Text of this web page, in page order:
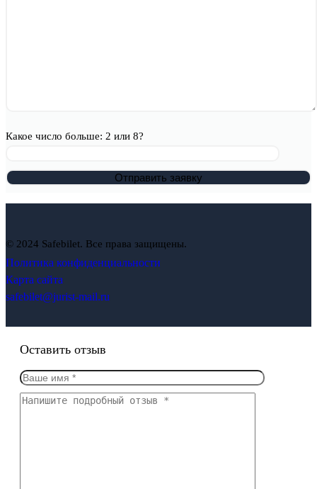
Какое число больше: 2 или 8?
© 2024 Safebilet. Все права защищены.
Политика конфиденциальности
Карта сайта
safebilet@jurist-mail.ru
Оставить отзыв